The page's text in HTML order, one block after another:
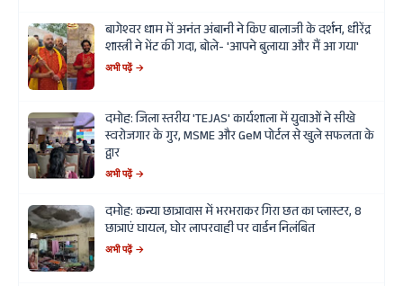
बागेश्वर धाम में अनंत अंबानी ने किए बालाजी के दर्शन, धीरेंद्र
शास्त्री ने भेंट की गदा, बोले- 'आपने बुलाया और मैं आ गया'
अभी पढ़ें →
दमोह: जिला स्तरीय 'TEJAS' कार्यशाला में युवाओं ने सीखे
स्वरोजगार के गुर, MSME और GeM पोर्टल से खुले सफलता के
द्वार
अभी पढ़ें →
दमोह: कन्या छात्रावास में भरभराकर गिरा छत का प्लास्टर, 8
छात्राएं घायल, घोर लापरवाही पर वार्डन निलंबित
अभी पढ़ें →